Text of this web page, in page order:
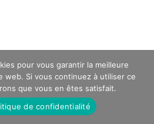
pour vous garantir la meilleure
web. Si vous continuez à utiliser ce
que vous en êtes satisfait.
de confidentialité